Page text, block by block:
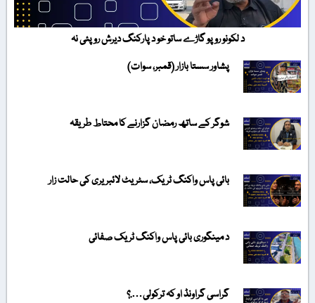
د لکونو روپو گاڑے ساتو خو د پارکنگ دیرش روپئی نہ
پشاور سستا بازار (قمبر، سوات)
شوگر کے ساتھ رمضان گزارنے کا محتاط طریقہ
بائی پاس واکنگ ٹریک، سٹریٹ لائبریری کی حالت زار
د مینگوری بائی پاس واکنگ ٹریک صفائی
گراسی گراونڈ او کہ ترکولی….؟